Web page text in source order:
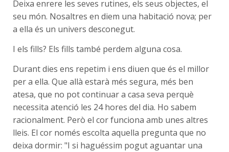
Deixa enrere les seves rutines, els seus objectes, el
seu món. Nosaltres en diem una habitació nova; per
a ella és un univers desconegut.
I els fills? Els fills també perdem alguna cosa.
Durant dies ens repetim i ens diuen que és el millor
per a ella. Que allà estarà més segura, més ben
atesa, que no pot continuar a casa seva perquè
necessita atenció les 24 hores del dia. Ho sabem
racionalment. Però el cor funciona amb unes altres
lleis. El cor només escolta aquella pregunta que no
deixa dormir: "I si haguéssim pogut aguantar una